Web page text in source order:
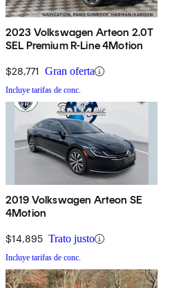
2023 Volkswagen Arteon 2.0T
SEL Premium R-Line 4Motion
$28,771 Gran oferta
Incluye tarifas de conc.
2019 Volkswagen Arteon SE
4Motion
$14,895 Trato justo
Incluye tarifas de conc.